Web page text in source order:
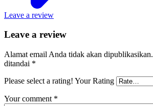
Leave a review
Leave a review
Alamat email Anda tidak akan dipublikasikan.
ditandai *
Please select a rating! Your Rating
Your comment *